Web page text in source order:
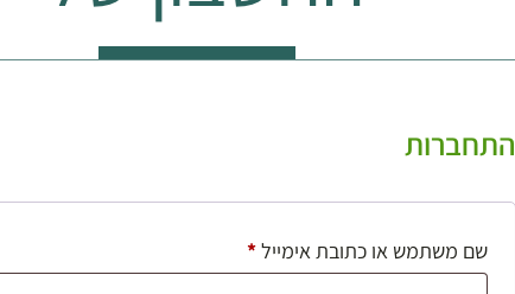
התחברות
שם משתמש או כתובת אימייל*חובה